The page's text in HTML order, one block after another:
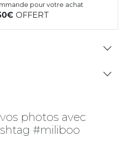
pour votre achat
OFFERT
photos avec
#miliboo